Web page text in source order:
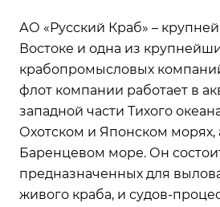
АО «Русский Краб» –
Востоке и одна из
крабопромысловых
флот компании работает в
западной части Тихого
Охотском и Японском морях,
Баренцевом море. Он
предназначенных для
живого краба, и судов-